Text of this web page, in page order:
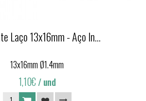
Laço 13x16mm - Aço In...
13x16mm Ø1.4mm
1,10€/ und